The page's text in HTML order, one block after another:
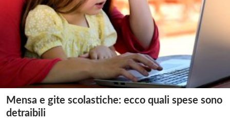
Mensa e gite scolastiche: ecco quali spese sono
detraibili